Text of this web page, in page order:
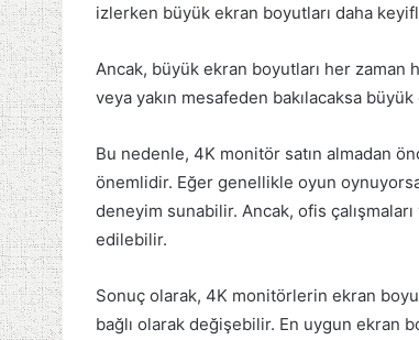
izlerken büyük ekran boyutları daha
Ancak, büyük ekran boyutları her zaman
veya yakın mesafeden bakılacaksa
Bu nedenle, 4K monitör satın almadan
önemlidir. Eğer genellikle oyun
deneyim sunabilir. Ancak, ofis
edilebilir.
Sonuç olarak, 4K monitörlerin ekran
bağlı olarak değişebilir. En uygun ekran